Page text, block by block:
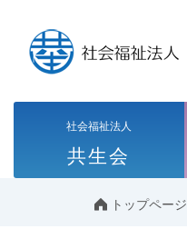
社会福祉法人
共生会
トップページ